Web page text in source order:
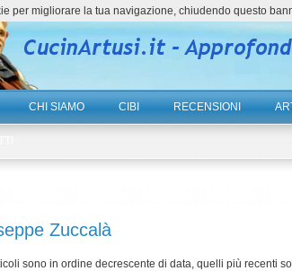
CHI SIAMO CIBI RECENSIONI
Zuccalà
sono in ordine decrescente di data, quelli più recenti
per migliorare la tua navigazione, chiudendo questo